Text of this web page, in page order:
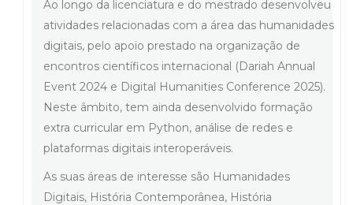
Ao longo da licenciatura e do mestrado desenvolveu
atividades relacionadas com a área das humanidades
digitais, pelo apoio prestado na organização de
encontros científicos internacional (Dariah Annual
Event 2024 e Digital Humanities Conference 2025).
Neste âmbito, tem ainda desenvolvido formação
extra curricular em Python, análise de redes e
plataformas digitais interoperáveis.
As suas áreas de interesse são Humanidades
Digitais, História Contemporânea, História